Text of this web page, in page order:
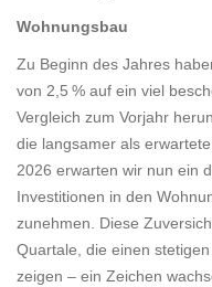
Wohnungsbau
Zu Beginn des Jahres
von 2,5 % auf ein viel
Vergleich zum Vorjahr
die langsamer als
2026 erwarten wir nun ein
Investitionen in den
zunehmen. Diese
Quartale, die einen
zeigen – ein Zeichen